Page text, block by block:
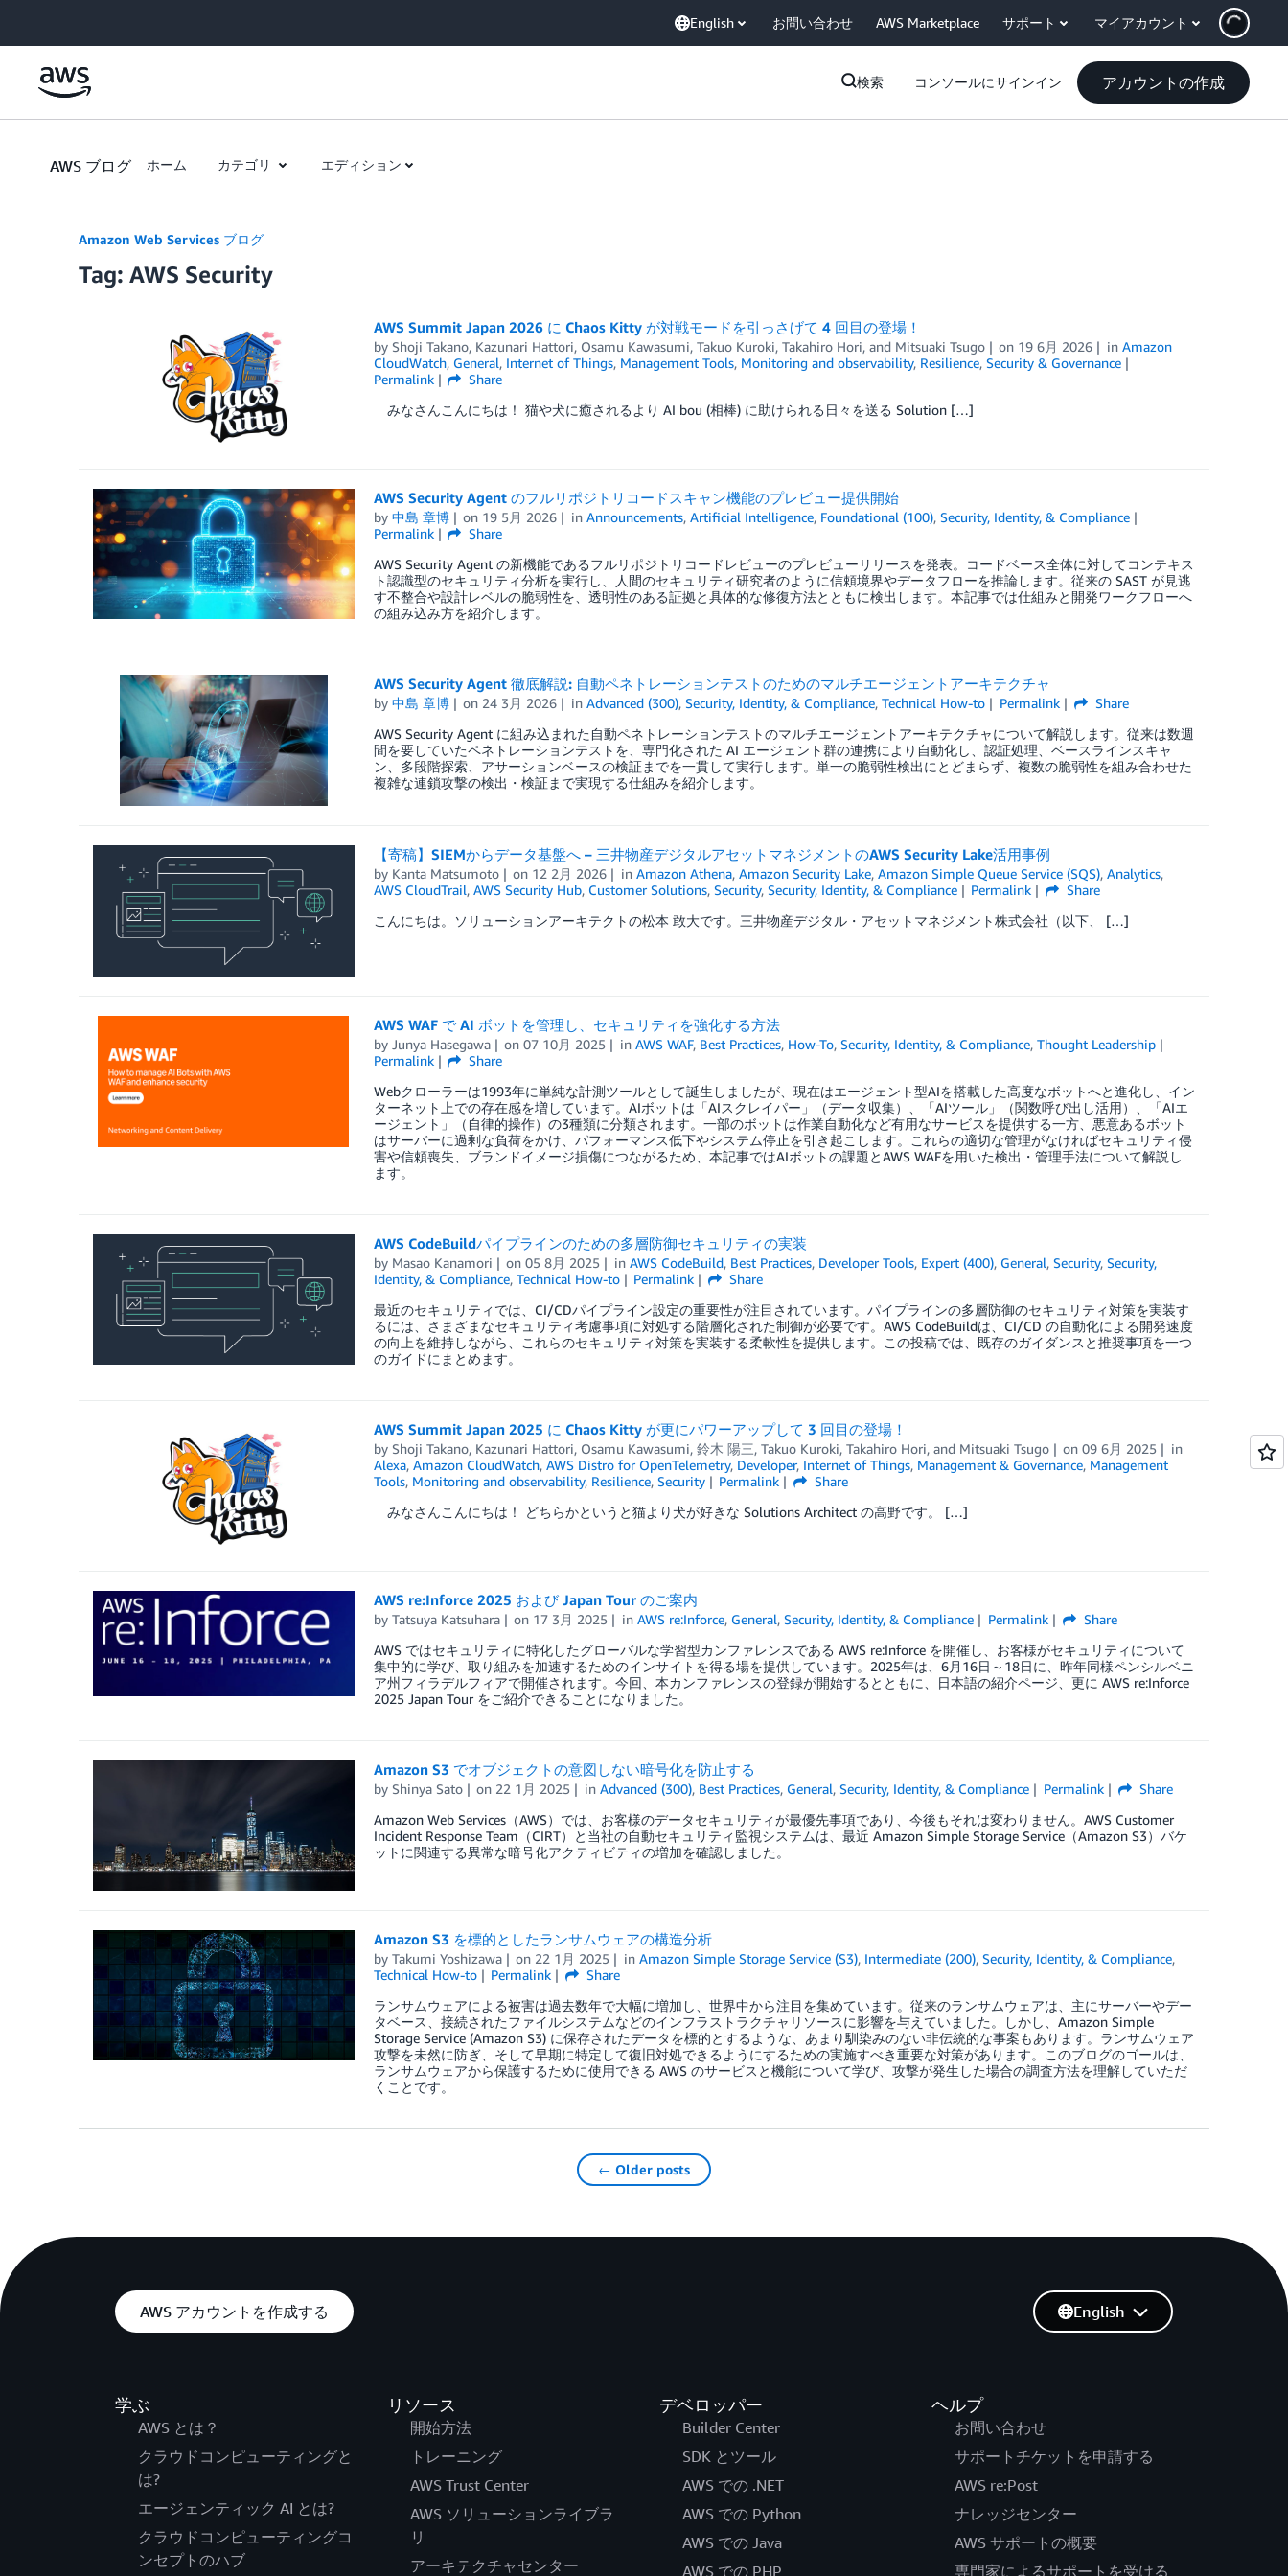
English お問い合わせ AWS Marketplace サポート マイアカウント
検索 コンソールにサインイン アカウントの作成
AWS ブログ ホーム カテゴリ エディション
Amazon Web Services ブログ
Tag: AWS Security
AWS Summit Japan 2026 に Chaos Kitty が対戦モードを引っさげて 4 回目の登場！
by Shoji Takano, Kazunari Hattori, Osamu Kawasumi, Takuo Kuroki, Takahiro Hori, and Mitsuaki Tsugo on 19 6月 2026 inAmazon
CloudWatch, General, Internet of Things, Management Tools, Monitoring and observability, Resilience, Security & Governance
Permalink
Share
みなさんこんにちは！ 猫や犬に癒されるより AI bou (相棒) に助けられる日々を送る Solution […]
AWS Security Agent のフルリポジトリコードスキャン機能のプレビュー提供開始
by 中島 章博 on 19 5月 2026 inAnnouncements,Artificial Intelligence, Foundational (100),Security, Identity, & Compliance
Permalink
Share
AWS Security Agent の新機能であるフルリポジトリコードレビューのプレビューリリースを発表。コードベース全体に対してコンテキス
ト認識型のセキュリティ分析を実行し、人間のセキュリティ研究者のように信頼境界やデータフローを推論します。従来の SAST が見逃
す不整合や設計レベルの脆弱性を、透明性のある証拠と具体的な修復方法とともに検出します。本記事では仕組みと開発ワークフローへ
の組み込み方を紹介します。
AWS Security Agent 徹底解説: 自動ペネトレーションテストのためのマルチエージェントアーキテクチャ
by 中島 章博 on 24 3月 2026 inAdvanced (300),Security, Identity, & Compliance,Technical How-to Permalink
Share
AWS Security Agent に組み込まれた自動ペネトレーションテストのマルチエージェントアーキテクチャについて解説します。従来は数週
間を要していたペネトレーションテストを、専門化された AI エージェント群の連携により自動化し、認証処理、ベースラインスキャ
ン、多段階探索、アサーションベースの検証までを一貫して実行します。単一の脆弱性検出にとどまらず、複数の脆弱性を組み合わせた
複雑な連鎖攻撃の検出・検証まで実現する仕組みを紹介します。
【寄稿】SIEMからデータ基盤へ – 三井物産デジタルアセットマネジメントのAWS Security Lake活用事例
by Kanta Matsumoto on 12 2月 2026 inAmazon Athena,Amazon Security Lake,Amazon Simple Queue Service (SQS),Analytics,
AWS CloudTrail, AWS Security Hub, Customer Solutions, Security, Security, Identity, & Compliance Permalink
Share
こんにちは。ソリューションアーキテクトの松本 敢大です。三井物産デジタル・アセットマネジメント株式会社（以下、 […]
AWS WAF で AI ボットを管理し、セキュリティを強化する方法
by Junya Hasegawa on07 10月 2025 inAWS WAF, Best Practices, How-To,Security, Identity, & Compliance,Thought Leadership
Permalink
Share
Webクローラーは1993年に単純な計測ツールとして誕生しましたが、現在はエージェント型AIを搭載した高度なボットへと進化し、イン
ターネット上での存在感を増しています。AIボットは「AIスクレイパー」（データ収集）、「AIツール」（関数呼び出し活用）、「AIエ
ージェント」（自律的操作）の3種類に分類されます。一部のボットは作業自動化など有用なサービスを提供する一方、悪意あるボット
はサーバーに過剰な負荷をかけ、パフォーマンス低下やシステム停止を引き起こします。これらの適切な管理がなければセキュリティ侵
害や信頼喪失、ブランドイメージ損傷につながるため、本記事ではAIボットの課題とAWS WAFを用いた検出・管理手法について解説し
ます。
AWS CodeBuildパイプラインのための多層防御セキュリティの実装
by Masao Kanamori on05 8月 2025 inAWS CodeBuild, Best Practices, Developer Tools, Expert (400), General,Security,Security,
Identity, & Compliance, Technical How-to Permalink
Share
最近のセキュリティでは、CI/CDパイプライン設定の重要性が注目されています。パイプラインの多層防御のセキュリティ対策を実装す
るには、さまざまなセキュリティ考慮事項に対処する階層化された制御が必要です。AWS CodeBuildは、CI/CD の自動化による開発速度
の向上を維持しながら、これらのセキュリティ対策を実装する柔軟性を提供します。この投稿では、既存のガイダンスと推奨事項を一つ
のガイドにまとめます。
AWS Summit Japan 2025 に Chaos Kitty が更にパワーアップして 3 回目の登場！
by Shoji Takano, Kazunari Hattori, Osamu Kawasumi, 鈴木 陽三, Takuo Kuroki, Takahiro Hori, and Mitsuaki Tsugo on09 6月 2025
in
Alexa, Amazon CloudWatch, AWS Distro for OpenTelemetry, Developer, Internet of Things, Management & Governance, Management
Tools, Monitoring and observability, Resilience, Security Permalink
Share
みなさんこんにちは！ どちらかというと猫より犬が好きな Solutions Architect の高野です。 […]
AWS re:Inforce 2025 および Japan Tour のご案内
by Tatsuya Katsuhara on 17 3月 2025 inAWS re:Inforce, General,Security, Identity, & Compliance Permalink
Share
AWS ではセキュリティに特化したグローバルな学習型カンファレンスである AWS re:Inforce を開催し、お客様がセキュリティについて
集中的に学び、取り組みを加速するためのインサイトを得る場を提供しています。2025年は、6月16日～18日に、昨年同様ペンシルベニ
ア州フィラデルフィアで開催されます。今回、本カンファレンスの登録が開始するとともに、日本語の紹介ページ、更に AWS re:Inforce
2025 Japan Tour をご紹介できることになりました。
Amazon S3 でオブジェクトの意図しない暗号化を防止する
by Shinya Sato on 22 1月 2025 inAdvanced (300), Best Practices, General,Security, Identity, & Compliance Permalink
Share
Amazon Web Services（AWS）では、お客様のデータセキュリティが最優先事項であり、今後もそれは変わりません。AWS Customer
Incident Response Team（CIRT）と当社の自動セキュリティ監視システムは、最近 Amazon Simple Storage Service（Amazon S3）バケ
ットに関連する異常な暗号化アクティビティの増加を確認しました。
Amazon S3 を標的としたランサムウェアの構造分析
by Takumi Yoshizawa on 22 1月 2025 inAmazon Simple Storage Service (S3), Intermediate (200),Security, Identity, & Compliance,
Technical How-to
Permalink
Share
ランサムウェアによる被害は過去数年で大幅に増加し、世界中から注目を集めています。従来のランサムウェアは、主にサーバーやデー
タベース、接続されたファイルシステムなどのインフラストラクチャリソースに影響を与えていました。しかし、Amazon Simple
Storage Service (Amazon S3) に保存されたデータを標的とするような、あまり馴染みのない非伝統的な事案もあります。ランサムウェア
攻撃を未然に防ぎ、そして早期に特定して復旧対処できるようにするための実施すべき重要な対策があります。このブログのゴールは、
ランサムウェアから保護するために使用できる AWS のサービスと機能について学び、攻撃が発生した場合の調査方法を理解していただ
くことです。
← Older posts
AWS アカウントを作成する
学ぶ
AWS とは？
クラウドコンピューティングと
は?
エージェンティック AI とは?
クラウドコンピューティングコ
ンセプトのハブ
リソース
開始方法
トレーニング
AWS Trust Center
AWS ソリューションライブラ
リ
アーキテクチャセンター
デベロッパー
Builder Center
SDK とツール
AWS での .NET
AWS での Python
AWS での Java
AWS での PHP
ヘルプ
お問い合わせ
サポートチケットを申請する
AWS re:Post
ナレッジセンター
AWS サポートの概要
専門家によるサポートを受ける
English